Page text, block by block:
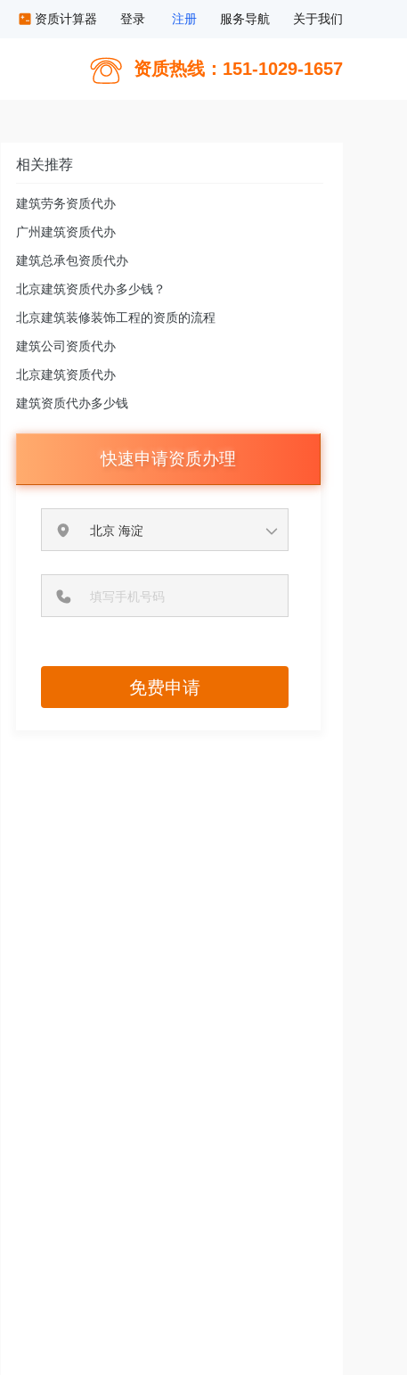
资质计算器 登录 注册 服务导航 关于我们
资质热线：151-1029-1657
相关推荐
建筑劳务资质代办
广州建筑资质代办
建筑总承包资质代办
北京建筑资质代办多少钱？
北京建筑装修装饰工程的资质的流程
建筑公司资质代办
北京建筑资质代办
建筑资质代办多少钱
快速申请资质办理